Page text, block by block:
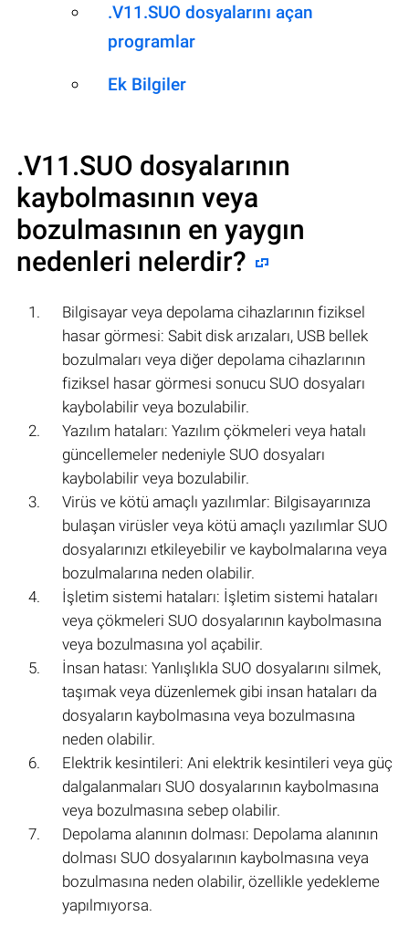
.V11.SUO dosyalarını açan
programlar
Ek Bilgiler
.V11.SUO dosyalarının
kaybolmasının veya
bozulmasının en yaygın
nedenleri nelerdir?
Bilgisayar veya depolama cihazlarının fiziksel
hasar görmesi: Sabit disk arızaları, USB bellek
bozulmaları veya diğer depolama cihazlarının
fiziksel hasar görmesi sonucu SUO dosyaları
kaybolabilir veya bozulabilir.
Yazılım hataları: Yazılım çökmeleri veya hatalı
güncellemeler nedeniyle SUO dosyaları
kaybolabilir veya bozulabilir.
Virüs ve kötü amaçlı yazılımlar: Bilgisayarınıza
bulaşan virüsler veya kötü amaçlı yazılımlar SUO
dosyalarınızı etkileyebilir ve kaybolmalarına veya
bozulmalarına neden olabilir.
İşletim sistemi hataları: İşletim sistemi hataları
veya çökmeleri SUO dosyalarının kaybolmasına
veya bozulmasına yol açabilir.
İnsan hatası: Yanlışlıkla SUO dosyalarını silmek,
taşımak veya düzenlemek gibi insan hataları da
dosyaların kaybolmasına veya bozulmasına
neden olabilir.
Elektrik kesintileri: Ani elektrik kesintileri veya güç
dalgalanmaları SUO dosyalarının kaybolmasına
veya bozulmasına sebep olabilir.
Depolama alanının dolması: Depolama alanının
dolması SUO dosyalarının kaybolmasına veya
bozulmasına neden olabilir, özellikle yedekleme
yapılmıyorsa.